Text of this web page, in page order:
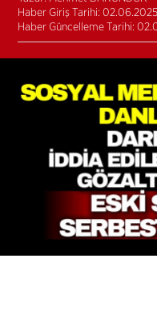
Haber Giriş Tarihi:
Haber Güncelleme Tarihi: